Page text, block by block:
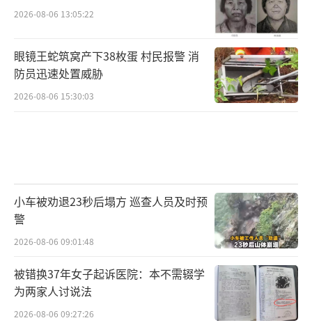
2026-08-06 13:05:22
眼镜王蛇筑窝产下38枚蛋 村民报警 消
防员迅速处置威胁
2026-08-06 15:30:03
小车被劝退23秒后塌方 巡查人员及时预
警
2026-08-06 09:01:48
被错换37年女子起诉医院：本不需辍学
为两家人讨说法
2026-08-06 09:27:26